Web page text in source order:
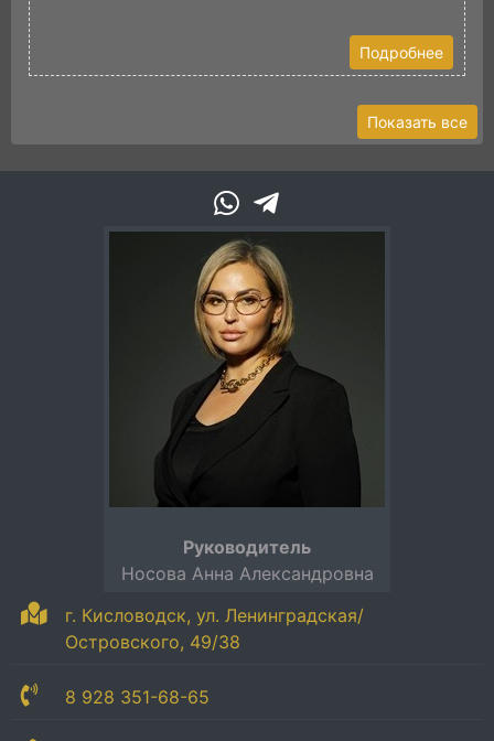
Подробнее
Показать все
г. Кисловодск, ул. Ленинградская/
Островского, 49/38
8 928 351-68-65
Руководитель
Носова Анна Александровна